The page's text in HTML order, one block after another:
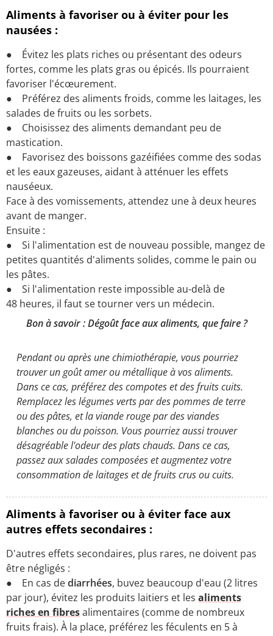
Aliments à favoriser ou à éviter pour les
nausées :
● Évitez les plats riches ou présentant des odeurs
fortes, comme les plats gras ou épicés. Ils pourraient
favoriser l'écœurement.
● Préférez des aliments froids, comme les laitages, les
salades de fruits ou les sorbets.
● Choisissez des aliments demandant peu de
mastication.
● Favorisez des boissons gazéifiées comme des sodas
et les eaux gazeuses, aidant à atténuer les effets
nauséeux.
Face à des vomissements, attendez une à deux heures
avant de manger.
Ensuite :
● Si l'alimentation est de nouveau possible, mangez de
petites quantités d'aliments solides, comme le pain ou
les pâtes.
● Si l'alimentation reste impossible au-delà de
48 heures, il faut se tourner vers un médecin.
Bon à savoir : Dégoût face aux aliments, que faire ?
Pendant ou après une chimiothérapie, vous pourriez
trouver un goût amer ou métallique à vos aliments.
Dans ce cas, préférez des compotes et des fruits cuits.
Remplacez les légumes verts par des pommes de terre
ou des pâtes, et la viande rouge par des viandes
blanches ou du poisson. Vous pourriez aussi trouver
désagréable l'odeur des plats chauds. Dans ce cas,
passez aux salades composées et augmentez votre
consommation de laitages et de fruits crus ou cuits.
Aliments à favoriser ou à éviter face aux
autres effets secondaires :
D'autres effets secondaires, plus rares, ne doivent pas
être négligés :
● En cas dediarrhées, buvez beaucoup d'eau (2 litres
par jour), évitez les produits laitiers et les aliments
riches en fibresalimentaires (comme de nombreux
fruits frais). À la place, préférez les féculents en 5 à